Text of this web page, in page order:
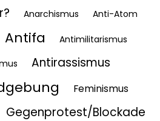
Anarchismus Anti-Atom
Antifa
Antimilitarismus
Antirassismus
Feminismus
Gegenprotest/Blockade